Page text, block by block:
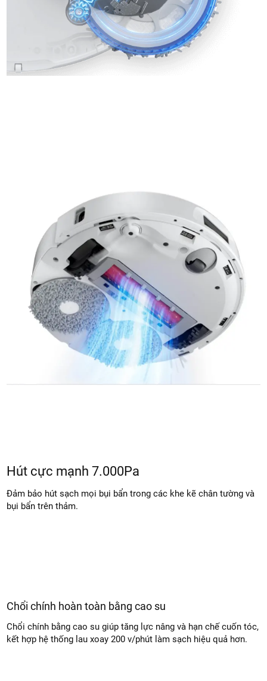
Hút cực mạnh 7.000Pa
Đảm bảo hút sạch mọi bụi bẩn trong các khe kẽ chân tường và
bụi bẩn trên thảm.
Chổi chính hoàn toàn bằng cao su
Chổi chính bằng cao su giúp tăng lực nâng và hạn chế cuốn tóc,
kết hợp hệ thống lau xoay 200 v/phút làm sạch hiệu quả hơn.